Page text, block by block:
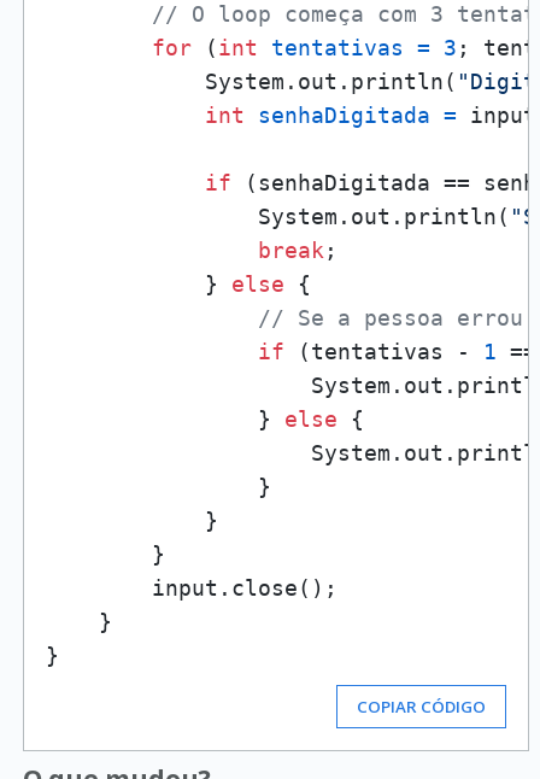
// O loop começa com 3
for (int tentativas = 3 ;
            System.out.println(
int
senhaDigitada =
if (senhaDigitada ==
                System.out.println(
break ;
            }
else {
// Se a pessoa
if (tentativas - 1
                }
else {
                }
            }
        }
        input.close();
    }
COPIAR CÓDIGO